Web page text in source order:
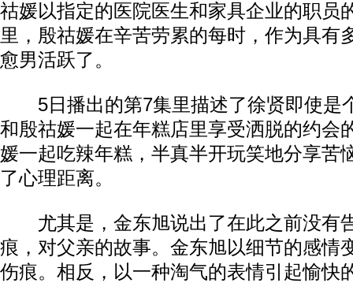
祜媛以指定的医院医生和家具企业的职员
里，殷祜媛在辛苦劳累的每时，作为具有
愈男活跃了。
5日播出的第7集里描述了徐贤即使是
和殷祜媛一起在年糕店里享受洒脱的约会
媛一起吃辣年糕，半真半开玩笑地分享苦
了心理距离。
尤其是，金东旭说出了在此之前没有
痕，对父亲的故事。金东旭以细节的感情
伤痕。相反，以一种淘气的表情引起愉快